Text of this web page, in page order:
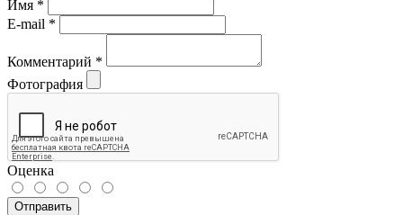
Имя *
E-mail *
Комментарий *
Фотография
Оценка
Отправить